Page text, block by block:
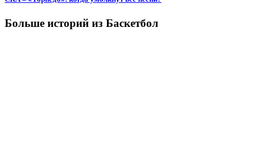
Больше историй из Баскетбол